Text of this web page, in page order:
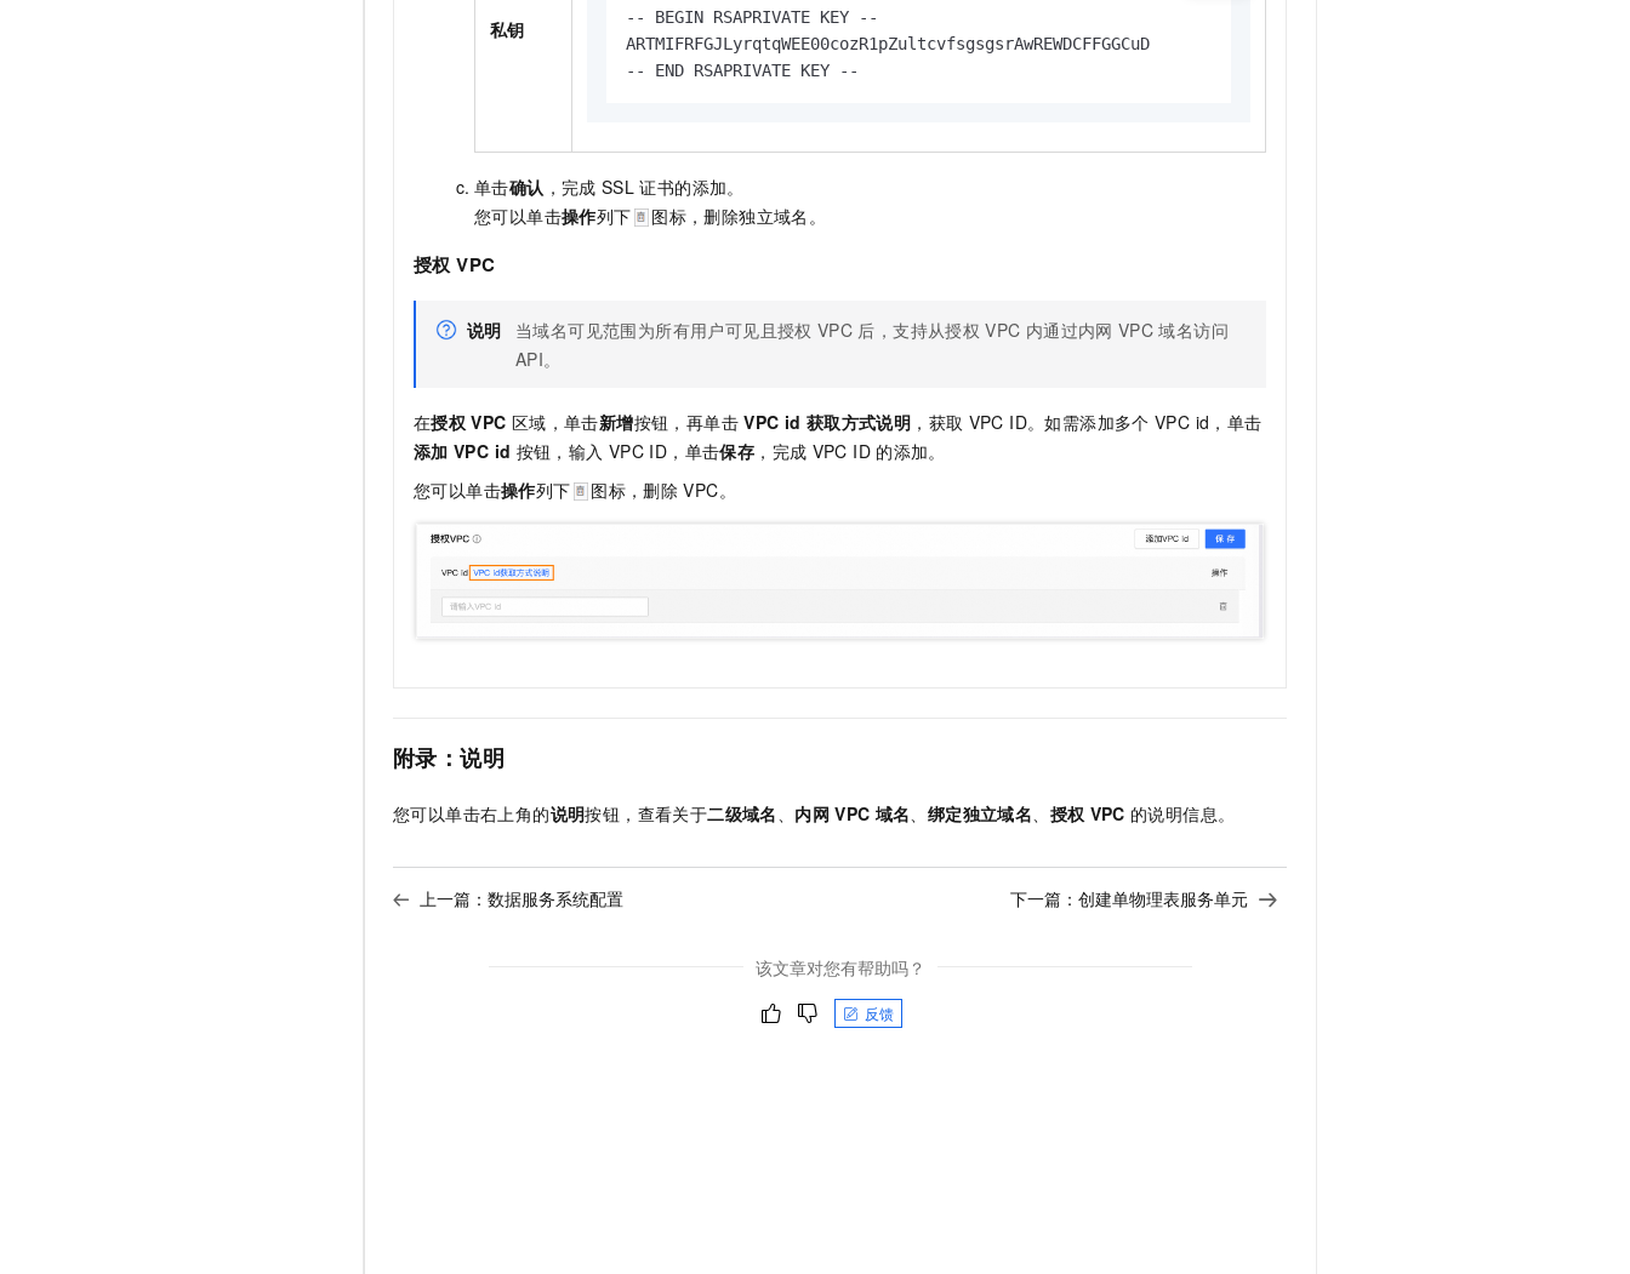
私钥
-- BEGIN RSAPRIVATE KEY --
ARTMIFRFGJLyrqtqWEE00cozR1pZultcvfsgsgsrAwREWDCFFGGCuD
-- END RSAPRIVATE KEY --
单击确认 ，完成 SSL 证书的添加。
您可以单击操作列下 图标，删除独立域名。
授权 VPC
说明 当域名可见范围为所有用户可见且授权 VPC 后，支持从授权 VPC 内通过内网 VPC 域名访问
API。
在授权 VPC 区域，单击新增按钮，再单击 VPC id 获取方式说明 ，获取 VPC ID。如需添加多个 VPC id，单击
添加 VPC id 按钮，输入 VPC ID，单击保存 ，完成 VPC ID 的添加。
您可以单击操作列下 图标，删除 VPC。
附录：说明
您可以单击右上角的说明按钮，查看关于二级域名 内网 VPC 域名 绑定独立域名 授权 VPC 的说明信息。
上一篇： 数据服务系统配置 下一篇： 创建单物理表服务单元
该文章对您有帮助吗？
反馈